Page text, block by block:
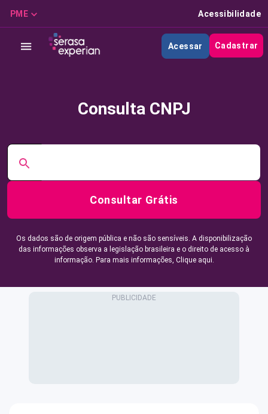
PME Acessibilidade
Acessar Cadastrar
Consulta CNPJ
Consultar Grátis
Os dados são de origem pública e não são sensíveis. A disponibilização
das informações observa a legislação brasileira e o direito de acesso à
informação. Para mais informações, Clique aqui.